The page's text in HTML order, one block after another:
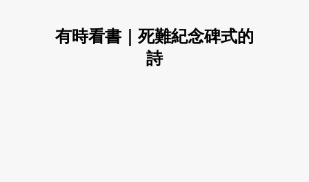
有時看書｜死難紀念碑式的
詩